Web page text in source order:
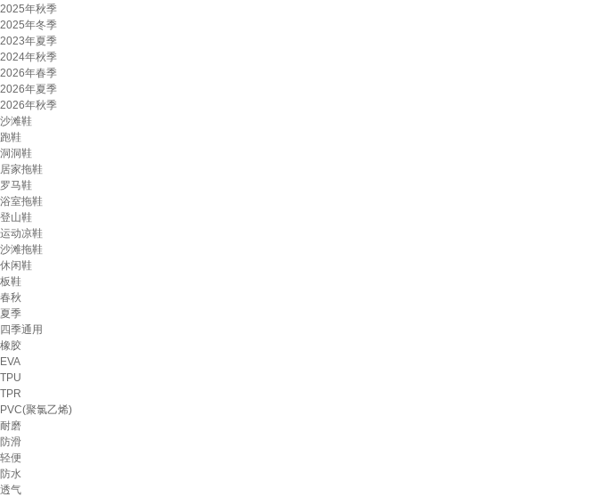
2025年秋季
2025年冬季
2023年夏季
2024年秋季
2026年春季
2026年夏季
2026年秋季
沙滩鞋
跑鞋
洞洞鞋
居家拖鞋
罗马鞋
浴室拖鞋
登山鞋
运动凉鞋
沙滩拖鞋
休闲鞋
板鞋
春秋
夏季
四季通用
橡胶
EVA
TPU
TPR
PVC(聚氯乙烯)
耐磨
防滑
轻便
防水
透气